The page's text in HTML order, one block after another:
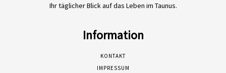
Ihr täglicher Blick auf das Leben im Taunus.
Information
KONTAKT
IMPRESSUM